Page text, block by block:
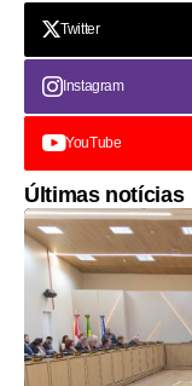
Twitter
Instagram
YouTube
Últimas notícias